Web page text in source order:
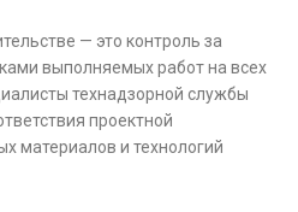
— это контроль за
выполняемых работ на всех
технадзорной службы
проектной
материалов и технологий